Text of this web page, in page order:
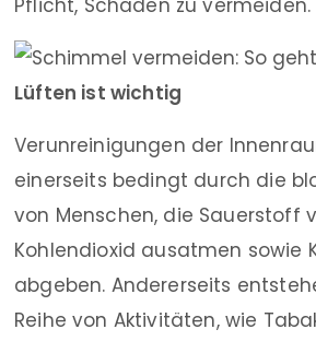
Pflicht, Schäden zu vermeiden.
Lüften ist wichtig
Verunreinigungen der
einerseits bedingt durch die
von Menschen, die Sauerstoff
Kohlendioxid ausatmen sowie
abgeben. Andererseits
Reihe von Aktivitäten, wie